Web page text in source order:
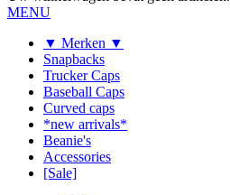
MENU
▼ Merken ▼
Snapbacks
Trucker Caps
Baseball Caps
Curved caps
*new arrivals*
Beanie's
Accessories
[Sale]